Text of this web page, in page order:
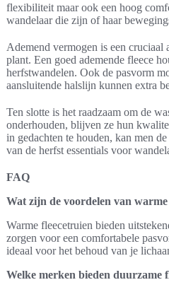
flexibiliteit maar ook een hoog
wandelaar die zijn of haar
Ademend vermogen is een cruciaal
plant. Een goed ademende fleece
herfstwandelen. Ook de pasvorm
aansluitende halslijn kunnen extra
Ten slotte is het raadzaam om de
onderhouden, blijven ze hun
in gedachten te houden, kan men
van de herfst essentials voor
FAQ
Wat zijn de voordelen van
Warme fleecetruien bieden
zorgen voor een comfortabele
ideaal voor het behoud van je
Welke merken bieden duurzame